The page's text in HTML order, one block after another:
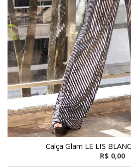
Calça Glam LE LIS
R$ 0,00